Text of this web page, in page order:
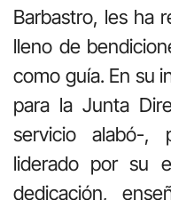
Barbastro, les ha
lleno de
como guía. En su
para la Junta
servicio alabó-,
liderado por su
dedicación,